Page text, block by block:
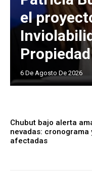
el
6 De Agosto De 2026
Chubut bajo alerta
nevadas: cronograma
afectadas